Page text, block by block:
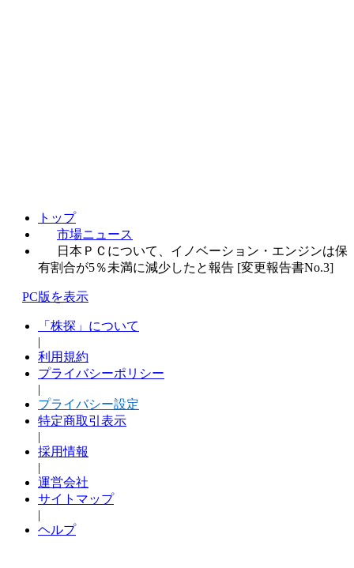
トップ
市場ニュース
日本ＰＣについて、イノベーション・エンジンは保
有割合が5％未満に減少したと報告 [変更報告書No.3]
PC版を表示
「株探」について
|
利用規約
プライバシーポリシー
|
プライバシー設定
特定商取引表示
|
採用情報
|
運営会社
サイトマップ
|
ヘルプ